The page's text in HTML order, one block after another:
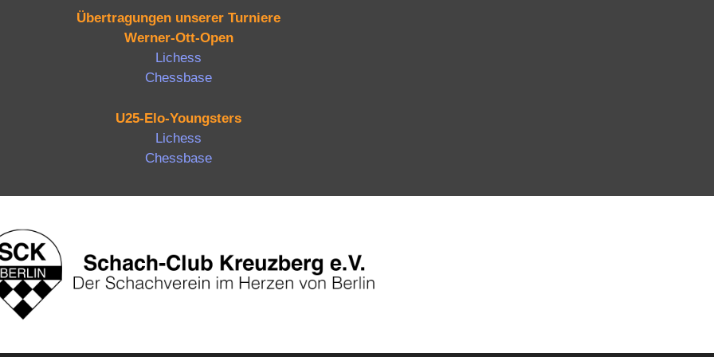
Übertragungen unserer Turniere
Werner-Ott-Open
Lichess
Chessbase
U25-Elo-Youngsters
Lichess
Chessbase